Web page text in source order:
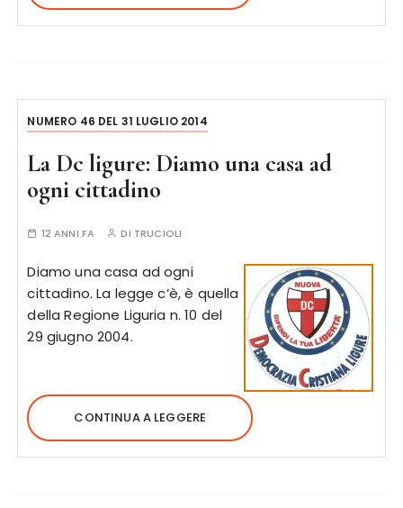
NUMERO 46 DEL 31 LUGLIO 2014
La Dc ligure: Diamo una casa ad
ogni cittadino
12 ANNI FA DI TRUCIOLI
Diamo una casa ad ogni
cittadino. La legge c’è, è quella
della Regione Liguria n. 10 del
29 giugno 2004.
CONTINUA A LEGGERE